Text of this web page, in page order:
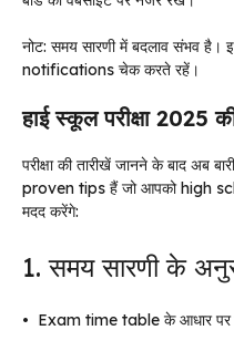
नोट: समय सारणी में बदलाव संभव
notifications चेक करते रहें।
हाई स्कूल परीक्षा 2025
परीक्षा की तारीखें जानने के बाद
proven tips हैं जो आपको high
मदद करेंगे:
1. समय सारणी के
• Exam time table के आधार पर